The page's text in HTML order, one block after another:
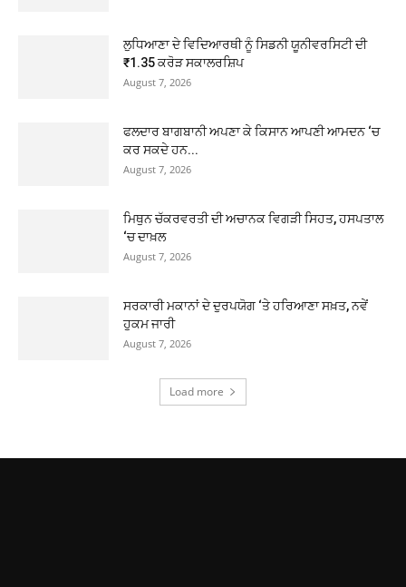
ਲੁਧਿਆਣਾ ਦੇ ਵਿਦਿਆਰਥੀ ਨੂੰ ਸਿਡਨੀ ਯੂਨੀਵਰਸਿਟੀ ਦੀ
₹1.35 ਕਰੋੜ ਸਕਾਲਰਸ਼ਿਪ
August 7, 2026
ਫਲਦਾਰ ਬਾਗਬਾਨੀ ਅਪਣਾ ਕੇ ਕਿਸਾਨ ਆਪਣੀ ਆਮਦਨ ‘ਚ
ਕਰ ਸਕਦੇ ਹਨ...
August 7, 2026
ਮਿਥੁਨ ਚੱਕਰਵਰਤੀ ਦੀ ਅਚਾਨਕ ਵਿਗੜੀ ਸਿਹਤ, ਹਸਪਤਾਲ
‘ਚ ਦਾਖ਼ਲ
August 7, 2026
ਸਰਕਾਰੀ ਮਕਾਨਾਂ ਦੇ ਦੁਰਪਯੋਗ ‘ਤੇ ਹਰਿਆਣਾ ਸਖ਼ਤ, ਨਵੇਂ
ਹੁਕਮ ਜਾਰੀ
August 7, 2026
Load more